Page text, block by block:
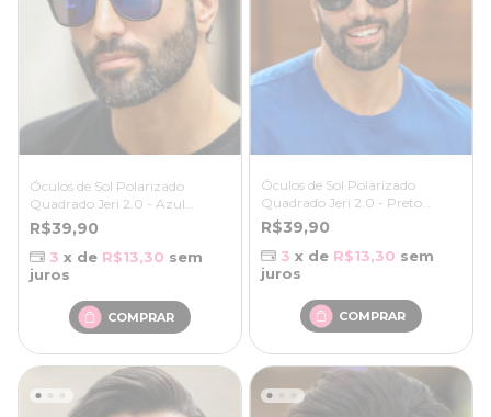
Óculos de Sol Polarizado
Quadrado Jeri 2.0 - Azul
Espelhado Preto Fosco / Creme
- Bambu
R$39,90
3 x de R$13,30 sem
juros
Óculos de Sol Polarizado
Quadrado Jeri 2.0 - Preto
/Marrom - Bambu
R$39,90
3 x de R$13,30 sem
juros